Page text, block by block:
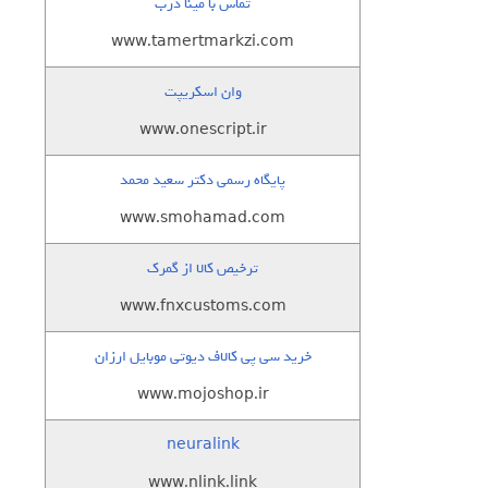
www.tamertmarkzi.com
وان اسکریپت
www.onescript.ir
پایگاه رسمی دکتر سعید محمد
www.smohamad.com
ترخیص کالا از گمرک
www.fnxcustoms.com
خرید سی پی کالاف دیوتی موبایل ارزان
www.mojoshop.ir
neuralink
www.nlink.link